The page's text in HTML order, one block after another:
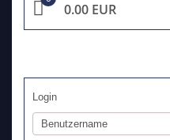
0.00 EUR
Login